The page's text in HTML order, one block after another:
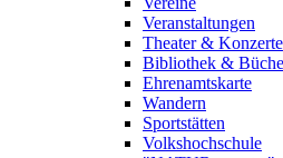
Veranstaltungen
Theater & Konzerte
Bibliothek &
Ehrenamtskarte
Wandern
Sportstätten
Volkshochschule